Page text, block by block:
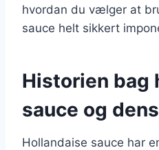
hvordan du vælger at
sauce helt sikkert
Historien bag
sauce og
Hollandaise sauce har